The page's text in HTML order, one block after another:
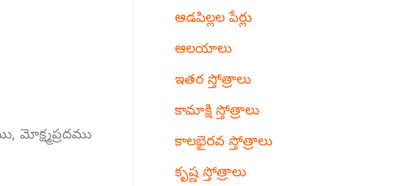
మోక్ష్మప్రదము
ఆడపిల్లల పేర్లు
ఆలయాలు
ఇతర స్తోత్రాలు
కామాక్షి స్తోత్రాలు
కాలభైరవ స్తోత్రాలు
కృష్ణ స్తోత్రాలు